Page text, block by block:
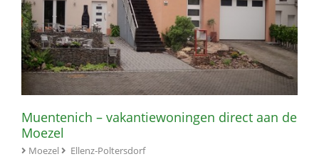
Muentenich – vakantiewoningen direct aan de
Moezel
Moezel Ellenz-Poltersdorf